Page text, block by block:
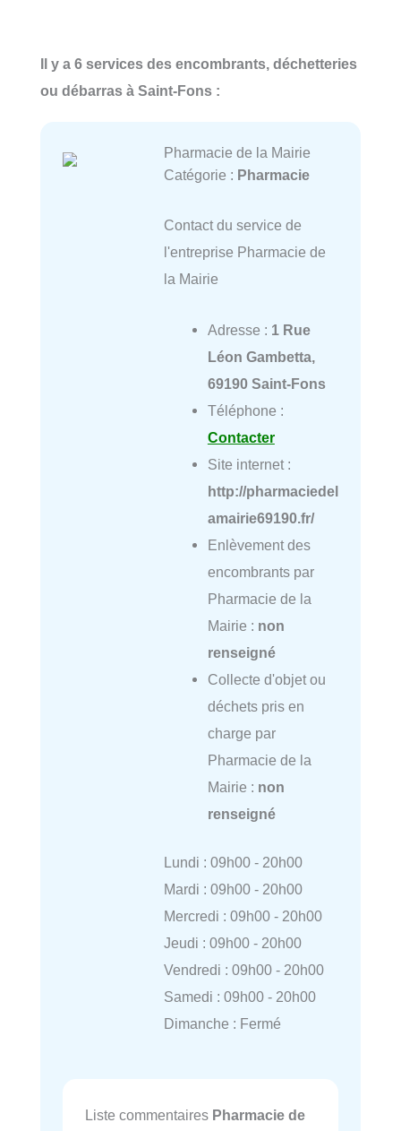
Il y a 6 services des encombrants, déchetteries
ou débarras à Saint-Fons :
Pharmacie de la Mairie
Catégorie : Pharmacie
Contact du service de
l'entreprise Pharmacie de
la Mairie
Adresse : 1 Rue
Léon Gambetta,
69190 Saint-Fons
Téléphone :
Contacter
Site internet :
http://pharmaciedel
amairie69190.fr/
Enlèvement des
encombrants par
Pharmacie de la
Mairie : non
renseigné
Collecte d'objet ou
déchets pris en
charge par
Pharmacie de la
Mairie : non
renseigné
Lundi : 09h00 - 20h00
Mardi : 09h00 - 20h00
Mercredi : 09h00 - 20h00
Jeudi : 09h00 - 20h00
Vendredi : 09h00 - 20h00
Samedi : 09h00 - 20h00
Dimanche : Fermé
Liste commentaires Pharmacie de